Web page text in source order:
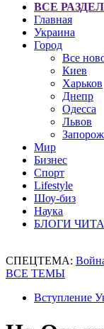
ВСЕ
Главная
Украина
Город
Все
Киев
Харьков
Днепр
Одесса
Львов
Мир
Бизнес
Спорт
Lifestyle
Шоу-биз
Наука
БЛОГИ
СПЕЦТЕМА:
ВСЕ ТЕМЫ
Вступление